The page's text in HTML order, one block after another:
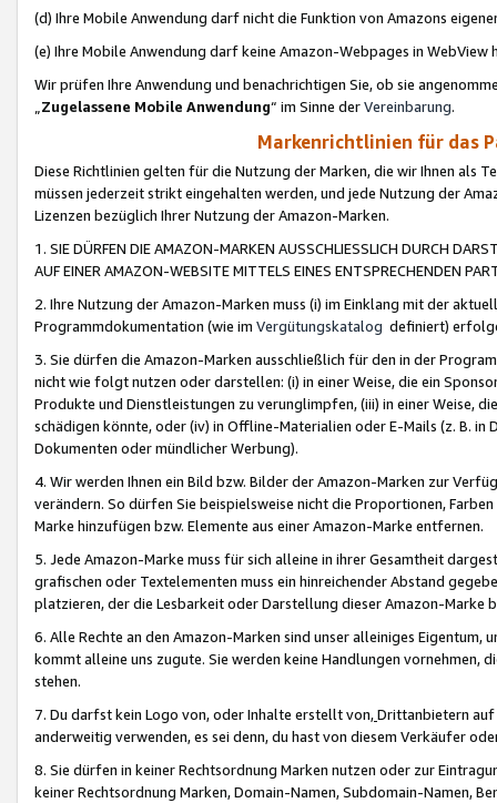
(d) Ihre Mobile Anwendung darf nicht die Funktion von Amazons
(e) Ihre Mobile Anwendung darf keine Amazon-Webpages in WebView
Wir prüfen Ihre Anwendung und benachrichtigen Sie, ob sie
„Zugelassene Mobile Anwendung“ im Sinne derVereinbarung.
Markenrichtlinien für das
Diese Richtlinien gelten für die Nutzung der Marken, die wir Ihnen als
müssen jederzeit strikt eingehalten werden, und jede Nutzung der
Lizenzen bezüglich Ihrer Nutzung der Amazon-Marken.
1. SIE DÜRFEN DIE AMAZON-MARKEN AUSSCHLIESSLICH DURCH
AUF EINER AMAZON-WEBSITE MITTELS EINES ENTSPRECHENDEN
2. Ihre Nutzung der Amazon-Marken muss (i) im Einklang mit der
Programmdokumentation (wie im Vergütungskatalog definiert)
3. Sie dürfen die Amazon-Marken ausschließlich für den in der
nicht wie folgt nutzen oder darstellen: (i) in einer Weise, die ein
Produkte und Dienstleistungen zu verunglimpfen, (iii) in einer Weise,
schädigen könnte, oder (iv) in Offline-Materialien oder E-Mails (z. B. in
Dokumenten oder mündlicher Werbung).
4. Wir werden Ihnen ein Bild bzw. Bilder der Amazon-Marken zur
verändern. So dürfen Sie beispielsweise nicht die Proportionen,
Marke hinzufügen bzw. Elemente aus einer Amazon-Marke entfernen.
5. Jede Amazon-Marke muss für sich alleine in ihrer Gesamtheit
grafischen oder Textelementen muss ein hinreichender Abstand
platzieren, der die Lesbarkeit oder Darstellung dieser Amazon-Marke
6. Alle Rechte an den Amazon-Marken sind unser alleiniges
kommt alleine uns zugute. Sie werden keine Handlungen vornehmen,
stehen.
7. Du darfst kein Logo von, oder Inhalte erstellt von,Drittanbietern auf
anderweitig verwenden, es sei denn, du hast von diesem Verkäufer
8. Sie dürfen in keiner Rechtsordnung Marken nutzen oder zur
keiner Rechtsordnung Marken, Domain-Namen, Subdomain-Namen,